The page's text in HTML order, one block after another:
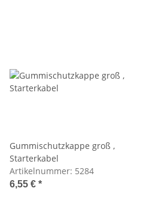
Gummischutzkappe groß ,
Starterkabel
Artikelnummer: 5284
6,55 € *